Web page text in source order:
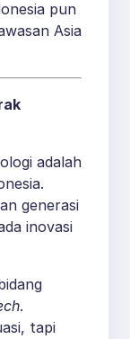
pun
Asia
adalah
generasi
inovasi
.
tapi